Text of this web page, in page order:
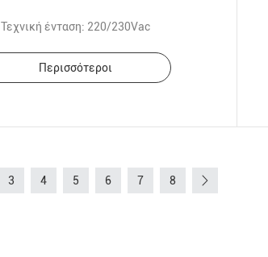
Τεχνική ένταση: 220/230Vac
Περισσότεροι
3 4 5 6 7 8